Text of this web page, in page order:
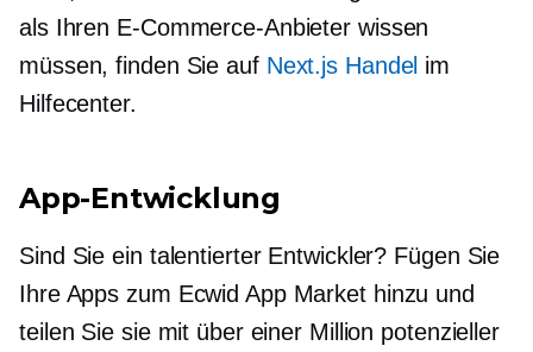
als Ihren E-Commerce-Anbieter wissen
müssen, finden Sie auf Next.js Handel im
Hilfecenter.
App-Entwicklung
Sind Sie ein talentierter Entwickler? Fügen Sie
Ihre Apps zum Ecwid App Market hinzu und
teilen Sie sie mit über einer Million potenzieller